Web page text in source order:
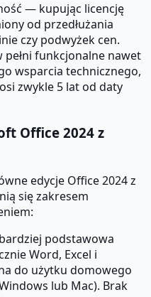
— kupując licencję
od przedłużania
czy podwyżek cen.
funkcjonalne nawet
wsparcia technicznego,
zwykle 5 lat od daty
Office 2024 z
edycje Office 2024 z
się zakresem
podstawowa
Word, Excel i
do użytku domowego
lub Mac). Brak